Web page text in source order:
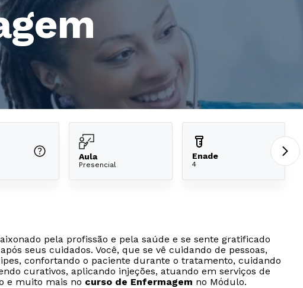
Aula
Presencial
Enade
4
pela profissão e pela saúde e se sente gratificado
seus cuidados. Você, que se vê cuidando de pessoas,
confortando o paciente durante o tratamento, cuidando
curativos, aplicando injeções, atuando em serviços de
e muito mais no curso de Enfermagem no Módulo.